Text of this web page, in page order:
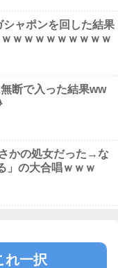
シャポンを回した結果
ｗｗｗｗｗｗｗｗｗ
断で入った結果ww
かの処女だった→な
」の大合唱ｗｗｗ
れ一択